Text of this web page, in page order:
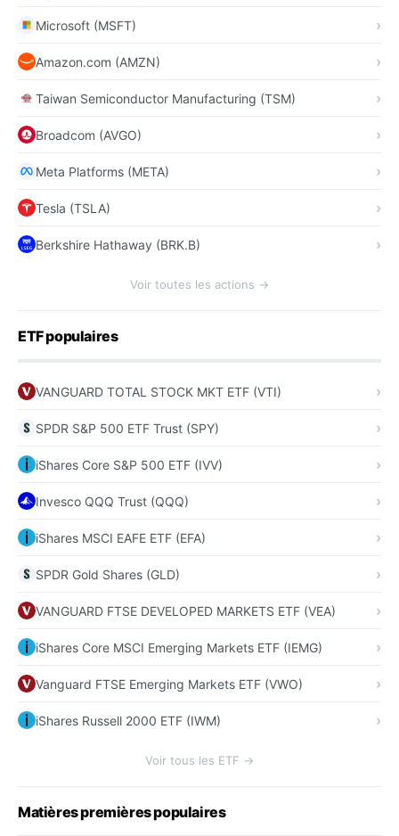
Microsoft (MSFT)
Amazon.com (AMZN)
Taiwan Semiconductor Manufacturing (TSM)
Broadcom (AVGO)
Meta Platforms (META)
Tesla (TSLA)
Berkshire Hathaway (BRK.B)
Voir toutes les actions →
ETF populaires
VANGUARD TOTAL STOCK MKT ETF (VTI)
SPDR S&P 500 ETF Trust (SPY)
iShares Core S&P 500 ETF (IVV)
Invesco QQQ Trust (QQQ)
iShares MSCI EAFE ETF (EFA)
SPDR Gold Shares (GLD)
VANGUARD FTSE DEVELOPED MARKETS ETF (VEA)
iShares Core MSCI Emerging Markets ETF (IEMG)
Vanguard FTSE Emerging Markets ETF (VWO)
iShares Russell 2000 ETF (IWM)
Voir tous les ETF →
Matières premières populaires